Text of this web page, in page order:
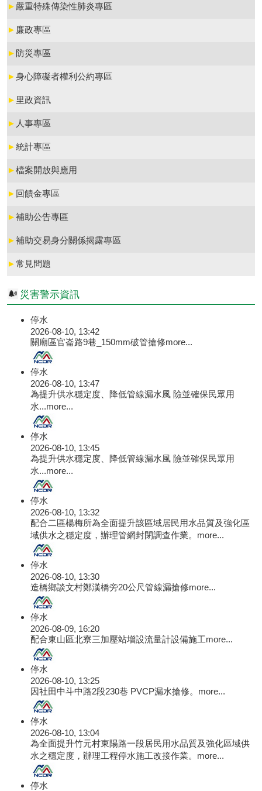
► 嚴重特殊傳染性肺炎專區
► 廉政專區
► 防災專區
►身心障礙者權利公約專區
► 里政資訊
► 人事專區
►統計專區
►檔案開放與應用
► 回饋金專區
►補助公告專區
►補助交易身分關係揭露專區
►常見問題
災害警示資訊
停水
2026-08-10, 13:42
關廟區官崙路9巷_150mm破管搶修more...
停水
2026-08-10, 13:47
為提升供水穩定度、降低管線漏水風 險並確保民眾用
水...more...
停水
2026-08-10, 13:45
為提升供水穩定度、降低管線漏水風 險並確保民眾用
水...more...
停水
2026-08-10, 13:32
配合二區楊梅所為全面提升該區域居民用水品質及強化區
域供水之穩定度，辦理管網封閉調查作業。 more...
停水
2026-08-10, 13:30
造橋鄉談文村鄭漢橋旁20公尺管線漏搶修more...
停水
2026-08-09, 16:20
配合東山區北寮三加壓站增設流量計設備施工more...
停水
2026-08-10, 13:25
因社田中斗中路2段230巷 PVCP漏水搶修。 more...
停水
2026-08-10, 13:04
為全面提升竹元村東陽路一段居民用水品質及強化區域供
水之穩定度，辦理工程停水施工改接作業。 more...
停水